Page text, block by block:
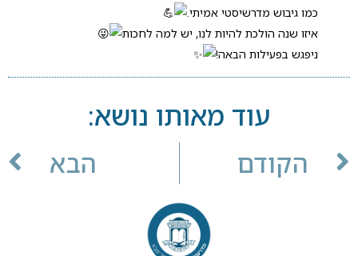
כמו גיבוש מדרשיסטי אמיתי.
איזו שנה הולכת להיות לנו, יש למה לחכות
ניפגש בפעילות הבאה!
עוד מאותו נושא:
הקודם הבא